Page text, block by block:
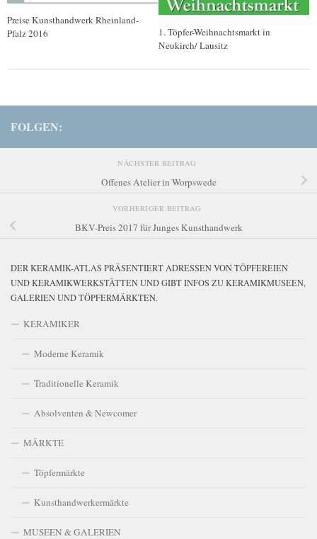
Preise Kunsthandwerk Rheinland-
Pfalz 2016
1. Töpfer-Weihnachtsmarkt in
Neukirch/ Lausitz
FOLGEN:
NÄCHSTER BEITRAG
Offenes Atelier in Worpswede
VORHERIGER BEITRAG
BKV-Preis 2017 für Junges Kunsthandwerk
DER KERAMIK-ATLAS PRÄSENTIERT ADRESSEN VON TÖPFEREIEN
UND KERAMIKWERKSTÄTTEN UND GIBT INFOS ZU KERAMIKMUSEEN,
GALERIEN UND TÖPFERMÄRKTEN.
KERAMIKER
Moderne Keramik
Traditionelle Keramik
Absolventen & Newcomer
MÄRKTE
Töpfermärkte
Kunsthandwerkermärkte
MUSEEN & GALERIEN